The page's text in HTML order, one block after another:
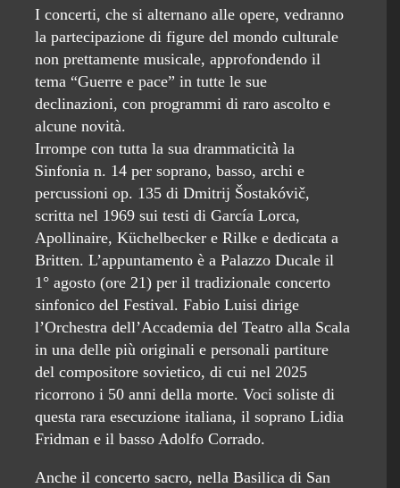
I concerti, che si alternano alle opere, vedranno
la partecipazione di figure del mondo culturale
non prettamente musicale, approfondendo il
tema “Guerre e pace” in tutte le sue
declinazioni, con programmi di raro ascolto e
alcune novità.
Irrompe con tutta la sua drammaticità la
Sinfonia n. 14 per soprano, basso, archi e
percussioni op. 135 di Dmitrij Šostakóvič,
scritta nel 1969 sui testi di García Lorca,
Apollinaire, Küchelbecker e Rilke e dedicata a
Britten. L’appuntamento è a Palazzo Ducale il
1° agosto (ore 21) per il tradizionale concerto
sinfonico del Festival. Fabio Luisi dirige
l’Orchestra dell’Accademia del Teatro alla Scala
in una delle più originali e personali partiture
del compositore sovietico, di cui nel 2025
ricorrono i 50 anni della morte. Voci soliste di
questa rara esecuzione italiana, il soprano Lidia
Fridman e il basso Adolfo Corrado.
Anche il concerto sacro, nella Basilica di San